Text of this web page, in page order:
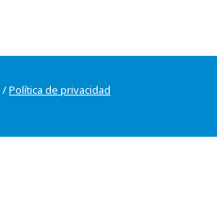
/Política de privacidad